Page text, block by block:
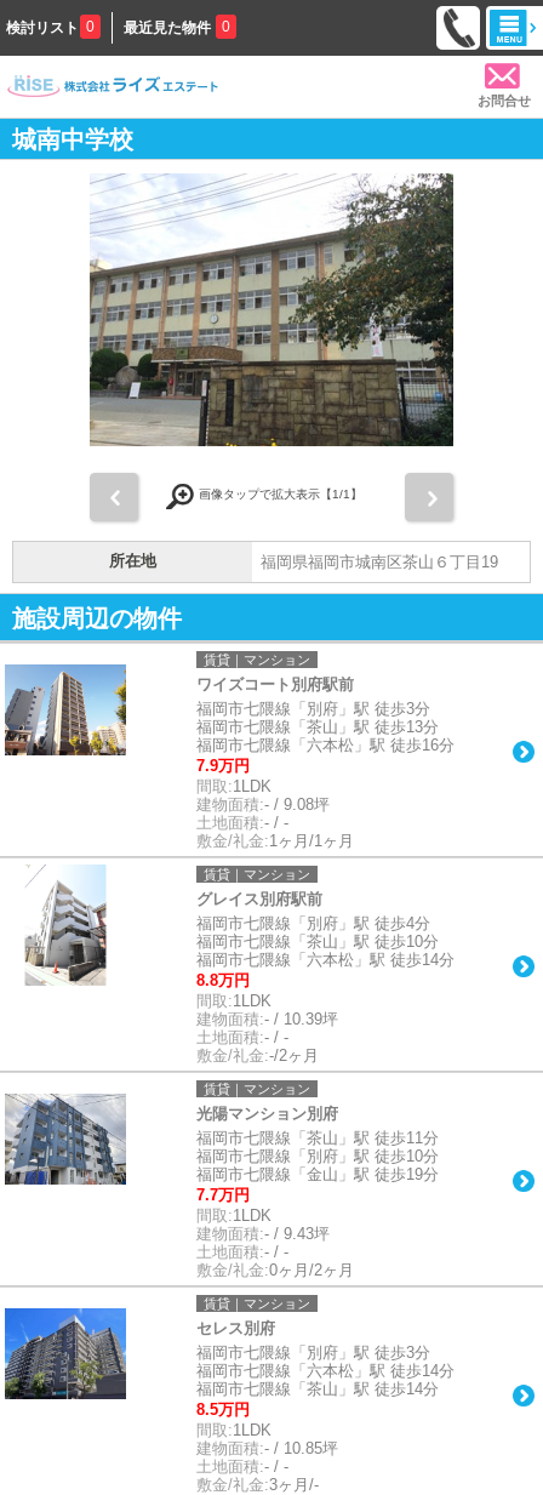
検討リスト 0 最近見た物件 0
お問合せ
城南中学校
画像タップで拡大表示【1/1】
所在地 福岡県福岡市城南区茶山６丁目19
施設周辺の物件
賃貸｜マンション
ワイズコート別府駅前
福岡市七隈線「別府」駅 徒歩3分
福岡市七隈線「茶山」駅 徒歩13分
福岡市七隈線「六本松」駅 徒歩16分
7.9万円
間取:1LDK
建物面積:- / 9.08坪
土地面積:- / -
敷金/礼金:1ヶ月/1ヶ月
賃貸｜マンション
グレイス別府駅前
福岡市七隈線「別府」駅 徒歩4分
福岡市七隈線「茶山」駅 徒歩10分
福岡市七隈線「六本松」駅 徒歩14分
8.8万円
間取:1LDK
建物面積:- / 10.39坪
土地面積:- / -
敷金/礼金:-/2ヶ月
賃貸｜マンション
光陽マンション別府
福岡市七隈線「茶山」駅 徒歩11分
福岡市七隈線「別府」駅 徒歩10分
福岡市七隈線「金山」駅 徒歩19分
7.7万円
間取:1LDK
建物面積:- / 9.43坪
土地面積:- / -
敷金/礼金:0ヶ月/2ヶ月
賃貸｜マンション
セレス別府
福岡市七隈線「別府」駅 徒歩3分
福岡市七隈線「六本松」駅 徒歩14分
福岡市七隈線「茶山」駅 徒歩14分
8.5万円
間取:1LDK
建物面積:- / 10.85坪
土地面積:- / -
敷金/礼金:3ヶ月/-